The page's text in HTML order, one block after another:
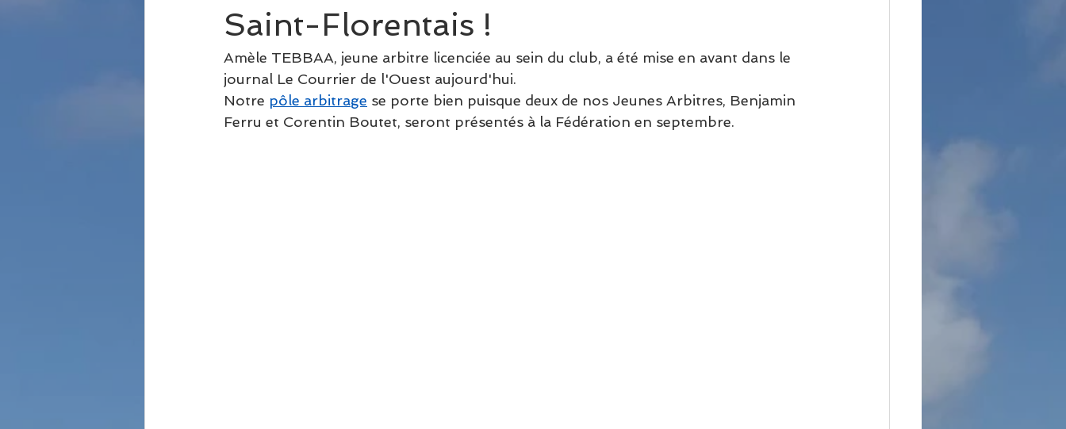
Saint-Florentais !
Amèle TEBBAA, jeune arbitre licenciée au sein du club, a été mise en avant dans le
journal Le Courrier de l'Ouest aujourd'hui.
Notre pôle arbitrage se porte bien puisque deux de nos Jeunes Arbitres, Benjamin
Ferru et Corentin Boutet, seront présentés à la Fédération en septembre.